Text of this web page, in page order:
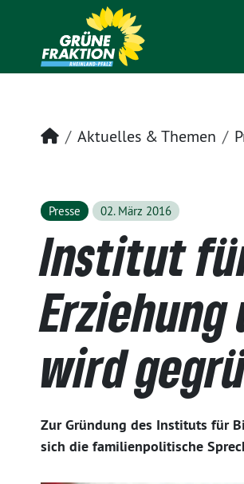
Startseite
Aktuelles & Themen
Presse 02. März 2016
Institut
wird
Zur Gründung des Instituts für
sich die familienpolitische